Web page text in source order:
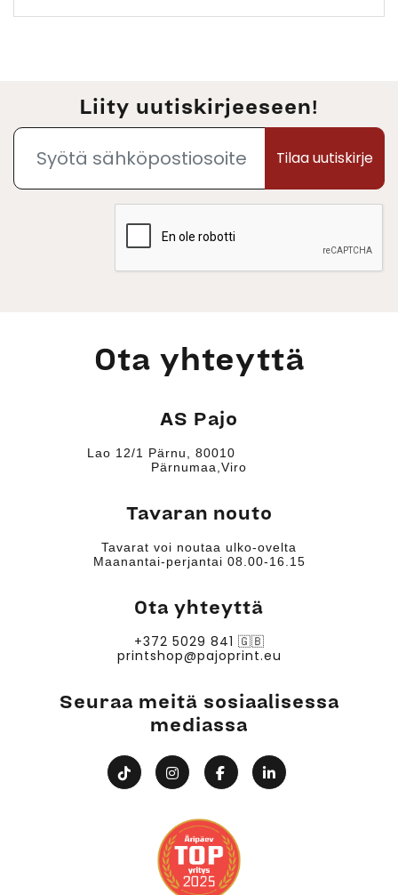
Liity uutiskirjeeseen!
Tilaa uutiskirje
Ota yhteyttä
AS Pajo
Lao 12/1 Pärnu, 80010
Pärnumaa,Viro
Tavaran nouto
Tavarat voi noutaa ulko-ovelta
Maanantai-perjantai 08.00-16.15
Ota yhteyttä
+372 5029 841 🇬🇧
printshop@pajoprint.eu
Seuraa meitä sosiaalisessa
mediassa